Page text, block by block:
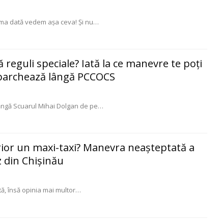
dată vedem aşa ceva! Şi nu…
reguli speciale? Iată la ce manevre te poți
lângă PCCOCS
Scuarul Mihai Dolgan de pe…
un maxi-taxi? Manevra neaşteptată a
Chişinău
însă opinia mai multor…